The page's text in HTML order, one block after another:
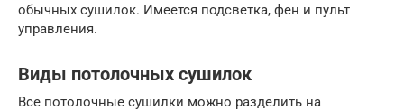
обычных сушилок. Имеется подсветка, фен и пульт
управления.
Виды потолочных сушилок
Все потолочные сушилки можно разделить на